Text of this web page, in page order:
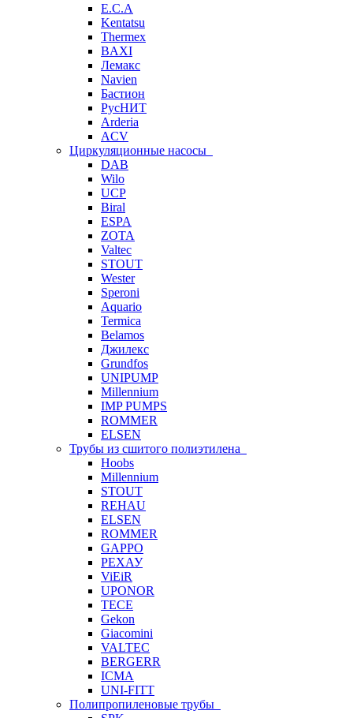
E.C.A
Kentatsu
Thermex
BAXI
Лемакс
Navien
Бастион
РусНИТ
Arderia
ACV
Циркуляционные насосы
DAB
Wilo
UCP
Biral
ESPA
ZOTA
Valtec
STOUT
Wester
Speroni
Aquario
Termica
Belamos
Джилекс
Grundfos
UNIPUMP
Millennium
IMP PUMPS
ROMMER
ELSEN
Трубы из сшитого полиэтилена
Hoobs
Millennium
STOUT
REHAU
ELSEN
ROMMER
GAPPO
РЕХАУ
ViEiR
UPONOR
TECE
Gekon
Giacomini
VALTEC
BERGERR
ICMA
UNI-FITT
Полипропиленовые трубы